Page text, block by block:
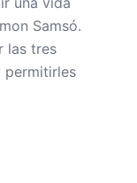
Samsó.
las tres
permitirles